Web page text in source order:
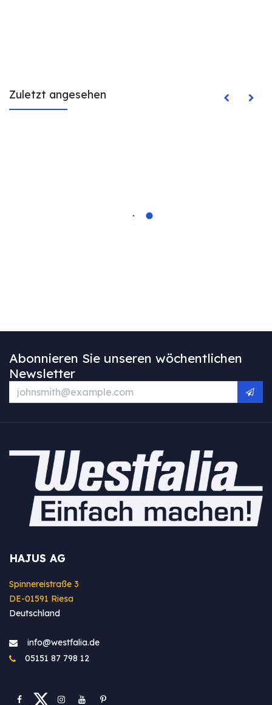
Zuletzt angesehen
Abonnieren Sie unseren wöchentlichen
Newsletter
HAJUS AG
Spinnereistraße 3
DE-01591 Riesa
Deutschland
info@westfa​lia.de
05151 87 798 12